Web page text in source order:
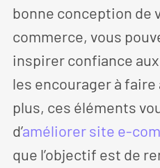
bonne conception de
commerce, vous
inspirer confiance
les encourager à
plus, ces éléments
d’améliorer site e-
que l’objectif est de